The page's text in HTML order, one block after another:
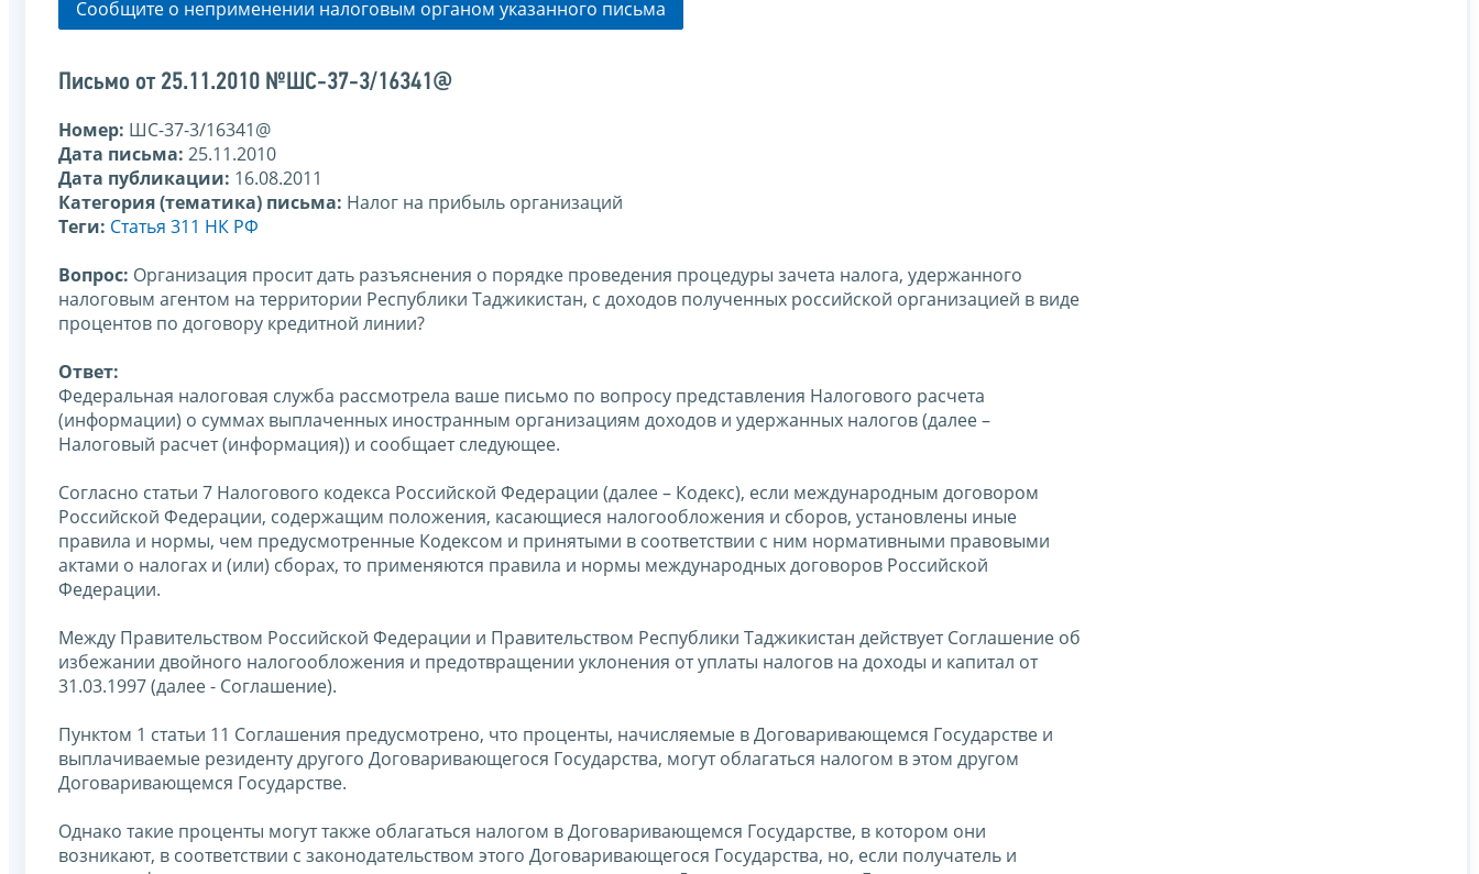
Сообщите о неприменении налоговым органом указанного письма
Письмо от 25.11.2010 №ШС-37-3/16341@
Номер: ШС-37-3/16341@
Дата письма: 25.11.2010
Дата публикации: 16.08.2011
Категория (тематика) письма: Налог на прибыль организаций
Теги: Статья 311 НК РФ
Вопрос: Организация просит дать разъяснения о порядке проведения процедуры зачета налога, удержанного
налоговым агентом на территории Республики Таджикистан, с доходов полученных российской организацией в виде
процентов по договору кредитной линии?
Ответ:
Федеральная налоговая служба рассмотрела ваше письмо по вопросу представления Налогового расчета
(информации) о суммах выплаченных иностранным организациям доходов и удержанных налогов (далее –
Налоговый расчет (информация)) и сообщает следующее.
Согласно статьи 7 Налогового кодекса Российской Федерации (далее – Кодекс), если международным договором
Российской Федерации, содержащим положения, касающиеся налогообложения и сборов, установлены иные
правила и нормы, чем предусмотренные Кодексом и принятыми в соответствии с ним нормативными правовыми
актами о налогах и (или) сборах, то применяются правила и нормы международных договоров Российской
Федерации.
Между Правительством Российской Федерации и Правительством Республики Таджикистан действует Соглашение об
избежании двойного налогообложения и предотвращении уклонения от уплаты налогов на доходы и капитал от
31.03.1997 (далее - Соглашение).
Пунктом 1 статьи 11 Соглашения предусмотрено, что проценты, начисляемые в Договаривающемся Государстве и
выплачиваемые резиденту другого Договаривающегося Государства, могут облагаться налогом в этом другом
Договаривающемся Государстве.
Однако такие проценты могут также облагаться налогом в Договаривающемся Государстве, в котором они
возникают, в соответствии с законодательством этого Договаривающегося Государства, но, если получатель и